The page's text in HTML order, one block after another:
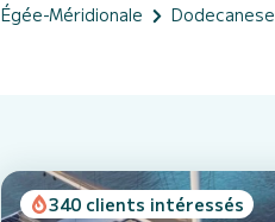
Égée-Méridionale Dodecanese
340 clients intéressés